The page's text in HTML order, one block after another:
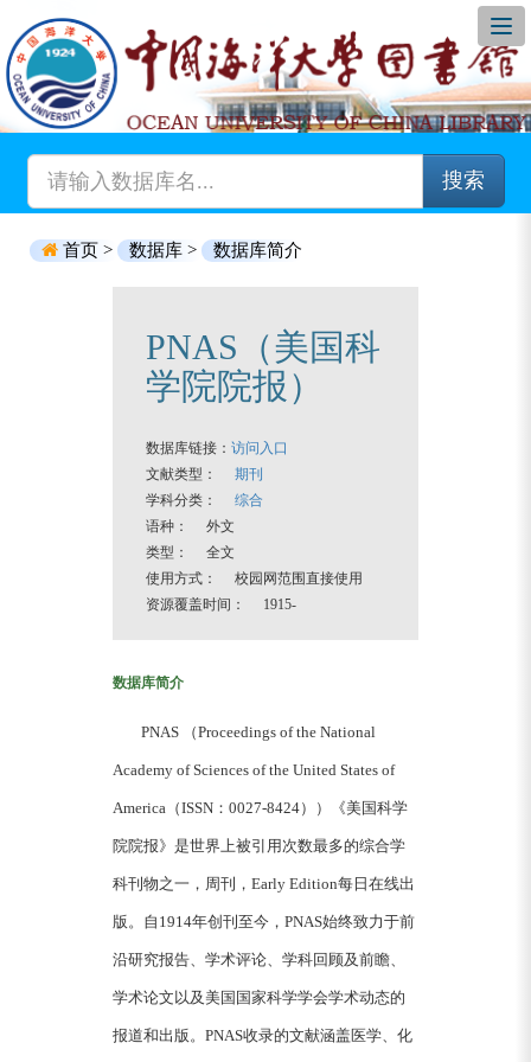
搜索
首页 > 数据库 > 数据库简介
PNAS（美国科
学院院报）
数据库链接： 访问入口
文献类型： 期刊
学科分类： 综合
语种： 外文
类型： 全文
使用方式： 校园网范围直接使用
资源覆盖时间： 1915-
数据库简介
PNAS （Proceedings of the National
Academy of Sciences of the United States of
America（ISSN：0027-8424））《美国科学
院院报》是世界上被引用次数最多的综合学
科刊物之一，周刊，Early Edition每日在线出
版。自1914年创刊至今，PNAS始终致力于前
沿研究报告、学术评论、学科回顾及前瞻、
学术论文以及美国国家科学学会学术动态的
报道和出版。PNAS收录的文献涵盖医学、化